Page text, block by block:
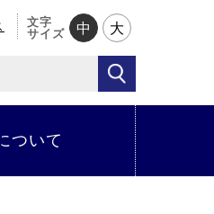
文字
サイズ
中 大
ついて